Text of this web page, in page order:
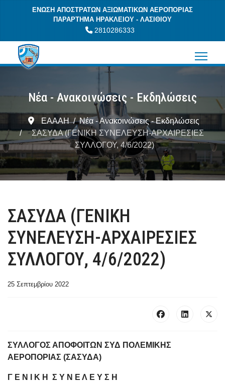
ΕΝΩΣΗ ΑΠΟΣΤΡΑΤΩΝ ΑΞΙΩΜΑΤΙΚΩΝ ΑΕΡΟΠΟΡΙΑΣ
ΠΑΡΑΡΤΗΜΑ ΗΡΑΚΛΕΙΟΥ - ΛΑΣΙΘΙΟΥ
2810286333
Νέα - Ανακοινώσεις - Εκδηλώσεις
ΕΑΑΑΗ
Νέα - Ανακοινώσεις - Εκδηλώσεις
ΣΑΣΥΔΑ (ΓΕΝΙΚΗ ΣΥΝΕΛΕΥΣΗ-ΑΡΧΑΙΡΕΣΙΕΣ
ΣΥΛΛΟΓΟΥ, 4/6/2022)
ΣΑΣΥΔΑ (ΓΕΝΙΚΗ
ΣΥΝΕΛΕΥΣΗ-ΑΡΧΑΙΡΕΣΙΕΣ
ΣΥΛΛΟΓΟΥ, 4/6/2022)
25 Σεπτεμβρίου 2022
ΣΥΛΛΟΓΟΣ ΑΠΟΦΟΙΤΩΝ ΣΥΔ ΠΟΛΕΜΙΚΗΣ
ΑΕΡΟΠΟΡΙΑΣ (ΣΑΣΥΔΑ)
Γ Ε Ν Ι Κ Η Σ Υ Ν Ε Λ Ε Υ Σ Η